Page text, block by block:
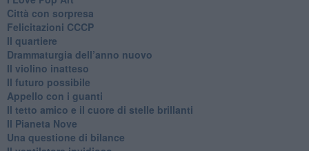
Città con sorpresa
Felicitazioni CCCP
​Il quartiere
​Drammaturgia dell’anno nuovo
​Il violino inatteso
​Il futuro possibile
​Appello con i guanti
​Il tetto amico e il cuore di stelle brillanti
​Il Pianeta Nove
​Una questione di bilance